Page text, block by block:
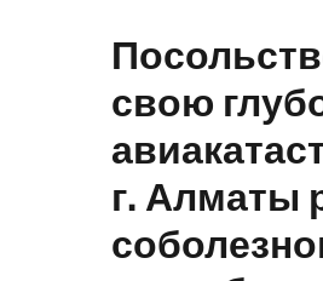
свою
г. Алматы